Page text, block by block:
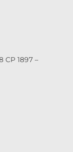
CP 1897 –